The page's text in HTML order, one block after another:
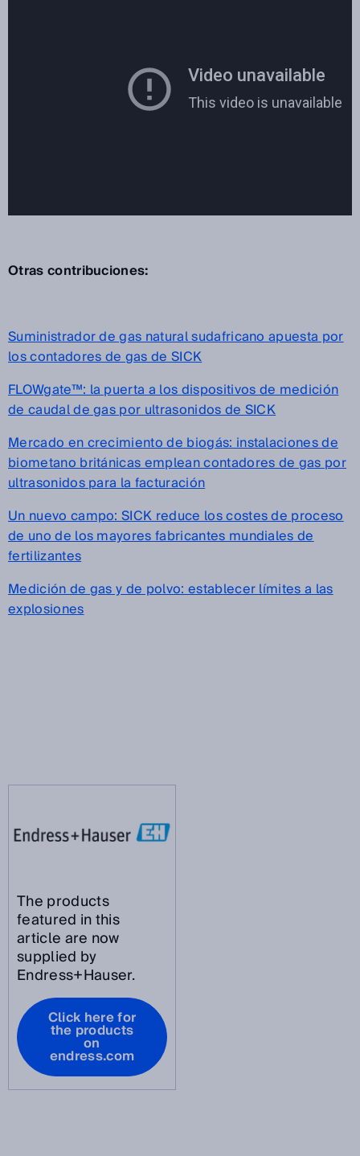
Otras contribuciones:
Suministrador de gas natural sudafricano apuesta por
los contadores de gas de SICK
FLOWgate™: la puerta a los dispositivos de medición
de caudal de gas por ultrasonidos de SICK
Mercado en crecimiento de biogás: instalaciones de
biometano británicas emplean contadores de gas por
ultrasonidos para la facturación
Un nuevo campo: SICK reduce los costes de proceso
de uno de los mayores fabricantes mundiales de
fertilizantes
Medición de gas y de polvo: establecer límites a las
explosiones
The products
featured in this
article are now
supplied by
Endress+Hauser.
Click here for
the products
on
endress.com